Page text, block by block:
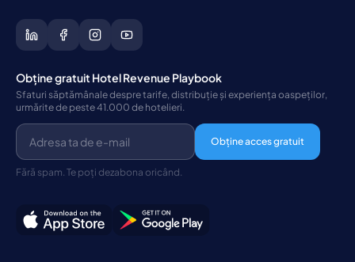
Obține gratuit Hotel Revenue Playbook
Sfaturi săptămânale despre tarife, distribuție și experiența oaspeților,
urmărite de peste 41.000 de hotelieri.
Obține acces gratuit
Fără spam. Te poți dezabona oricând.